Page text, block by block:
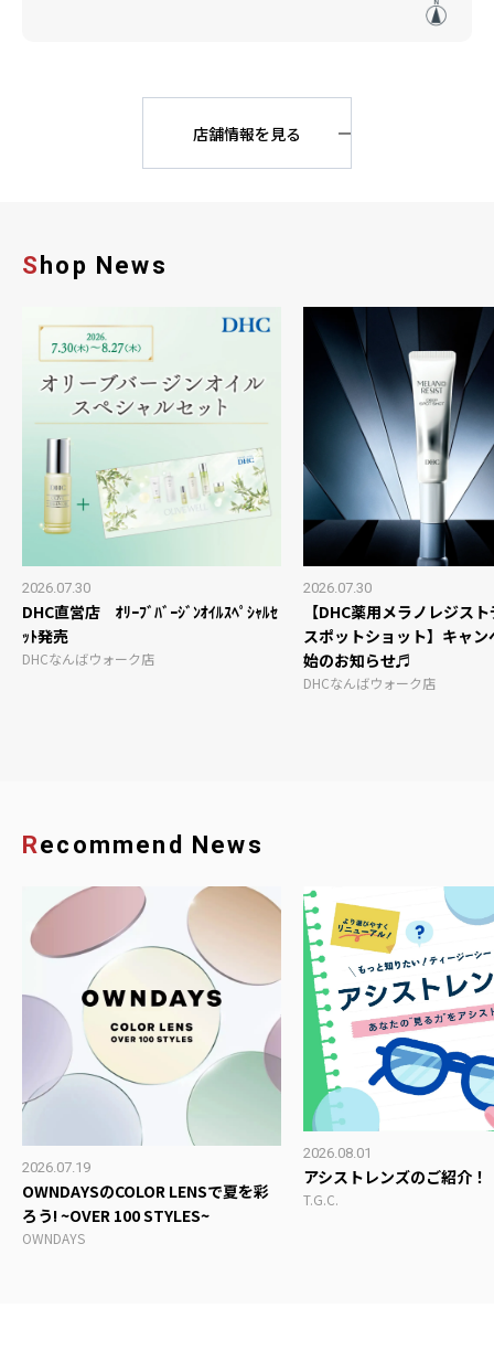
店舗情報を見る
Shop News
2026.07.30
DHC直営店 ｵﾘｰﾌﾞﾊﾞｰｼﾞﾝｵｲﾙｽﾍﾟｼｬﾙｾ
ｯﾄ発売
DHCなんばウォーク店
2026.07.30
【DHC薬用メラノレジス
スポットショット】キャン
始のお知らせ♬
DHCなんばウォーク店
Recommend News
2026.07.19
OWNDAYSのCOLOR LENSで夏を彩
ろう! ~OVER 100 STYLES~
OWNDAYS
2026.08.01
アシストレンズのご紹介！
T.G.C.